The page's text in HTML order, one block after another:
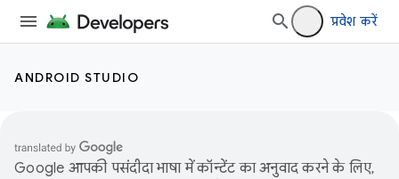
प्रवेश करें
ANDROID STUDIO
Google आपकी पसंदीदा भाषा में कॉन्टेंट का अनुवाद करने के लिए,